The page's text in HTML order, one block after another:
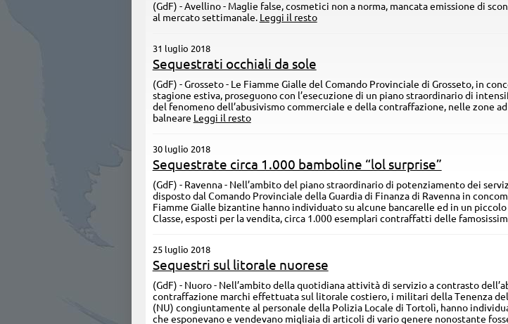
(GdF) - Avellino - Maglie false, cosmetici non a norma, mancata emissione di
al mercato settimanale. Leggi il resto
31 luglio 2018
Sequestrati occhiali da sole
(GdF) - Grosseto - Le Fiamme Gialle del Comando Provinciale di Grosseto, in
stagione estiva, proseguono con l’esecuzione di un piano straordinario di
del fenomeno dell’abusivismo commerciale e della contraffazione, nelle zone
balneare Leggi il resto
30 luglio 2018
Sequestrate circa 1.000 bamboline “lol surprise”
(GdF) - Ravenna - Nell’ambito del piano straordinario di potenziamento dei
disposto dal Comando Provinciale della Guardia di Finanza di Ravenna in
Fiamme Gialle bizantine hanno individuato su alcune bancarelle ed in un
Classe, esposti per la vendita, circa 1.000 esemplari contraffatti delle famosissime
25 luglio 2018
Sequestri sul litorale nuorese
(GdF) - Nuoro - Nell’ambito della quotidiana attività di servizio a contrasto
contraffazione marchi effettuata sul litorale costiero, i militari della Tenenza
(NU) congiuntamente al personale della Polizia Locale di Tortolì, hanno
che esponevano e vendevano migliaia di articoli di vario genere nonostante